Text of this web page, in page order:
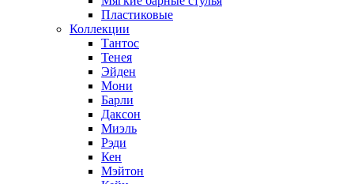
Пластиковые
Коллекции
Тантос
Тенея
Эйден
Мони
Барли
Даксон
Миэль
Рэди
Кен
Мэйтон